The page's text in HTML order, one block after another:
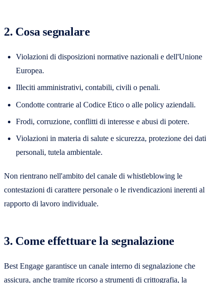
2. Cosa segnalare
Violazioni di disposizioni normative nazionali e dell'Unione
Europea.
Illeciti amministrativi, contabili, civili o penali.
Condotte contrarie al Codice Etico o alle policy aziendali.
Frodi, corruzione, conflitti di interesse e abusi di potere.
Violazioni in materia di salute e sicurezza, protezione dei dati
personali, tutela ambientale.
Non rientrano nell'ambito del canale di whistleblowing le
contestazioni di carattere personale o le rivendicazioni inerenti al
rapporto di lavoro individuale.
3. Come effettuare la segnalazione
Best Engage garantisce un canale interno di segnalazione che
assicura, anche tramite ricorso a strumenti di crittografia, la